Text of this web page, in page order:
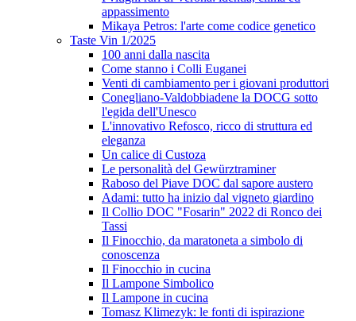
appassimento
Mikaya Petros: l'arte come codice genetico
Taste Vin 1/2025
100 anni dalla nascita
Come stanno i Colli Euganei
Venti di cambiamento per i giovani produttori
Conegliano-Valdobbiadene la DOCG sotto
l'egida dell'Unesco
L'innovativo Refosco, ricco di struttura ed
eleganza
Un calice di Custoza
Le personalità del Gewürztraminer
Raboso del Piave DOC dal sapore austero
Adami: tutto ha inizio dal vigneto giardino
Il Collio DOC "Fosarin" 2022 di Ronco dei
Tassi
Il Finocchio, da maratoneta a simbolo di
conoscenza
Il Finocchio in cucina
Il Lampone Simbolico
Il Lampone in cucina
Tomasz Klimezyk: le fonti di ispirazione